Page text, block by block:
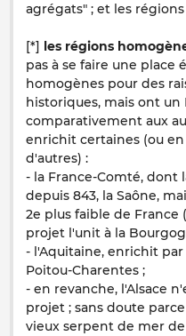
agrégats" ; et les
[*] les régions
pas à se faire une place
homogènes pour des
historiques, mais ont un
comparativement aux
enrichit certaines (ou
d'autres) :
- la France-Comté,
depuis 843, la Saône,
2e plus faible de France
projet l'unit à la
- l'Aquitaine, enrichit
Poitou-Charentes ;
- en revanche, l'Alsace
projet ; sans doute
vieux serpent de mer